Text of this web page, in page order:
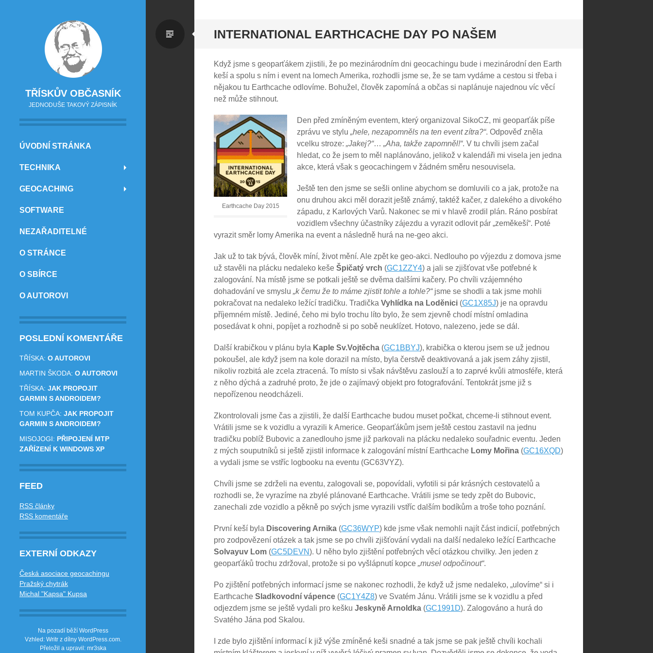
TŘÍSKŮV OBČASNÍK
JEDNODUŠE TAKOVÝ ZÁPISNÍK
PŘEJÍT NA OBSAH
ÚVODNÍ STRÁNKA
TECHNIKA
GEOCACHING
SOFTWARE
NEZAŘADITELNÉ
O STRÁNCE
O SBÍRCE
O AUTOROVI
POSLEDNÍ KOMENTÁŘE
TŘÍSKA: O AUTOROVI
MARTIN ŠKODA: O AUTOROVI
TŘÍSKA: JAK PROPOJIT
GARMIN S ANDROIDEM?
TOM KUPČA: JAK PROPOJIT
GARMIN S ANDROIDEM?
MISOJOGI: PŘIPOJENÍ MTP
ZAŘÍZENÍ K WINDOWS XP
FEED
RSS články
RSS komentáře
EXTERNÍ ODKAZY
Česká asociace geocachingu
Pražský chytrák
Michal "Kapsa" Kupsa
Na pozadí běží WordPress
Vzhled: Writr z dílny WordPress.com.
Přeložil a upravil: mr3ska
INTERNATIONAL EARTHCACHE DAY PO NAŠEM
Standart
Když jsme s geoparťákem zjistili, že po mezinárodním dni geocachingu bude i mezinárodní den Earth
keší a spolu s ním i event na lomech Amerika, rozhodli jsme se, že se tam vydáme a cestou si třeba i
nějakou tu Earthcache odlovíme. Bohužel, člověk zapomíná a občas si naplánuje najednou víc věcí
než může stihnout.
Earthcache Day 2015
Den před zmíněným eventem, který organizoval SikoCZ, mi geoparťák píše
zprávu ve stylu „hele, nezapomněls na ten event zítra?“. Odpověď zněla
vcelku stroze: „Jakej?“… „Aha, takže zapomněl!“. V tu chvíli jsem začal
hledat, co že jsem to měl naplánováno, jelikož v kalendáři mi visela jen jedna
akce, která však s geocachingem v žádném směru nesouvisela.
Ještě ten den jsme se sešli online abychom se domluvili co a jak, protože na
onu druhou akci měl dorazit ještě známý, taktéž kačer, z dalekého a divokého
západu, z Karlových Varů. Nakonec se mi v hlavě zrodil plán. Ráno posbírat
vozidlem všechny účastníky zájezdu a vyrazit odlovit pár „zeměkeší“. Poté
vyrazit směr lomy Amerika na event a následně hurá na ne-geo akci.
Jak už to tak bývá, člověk míní, život mění. Ale zpět ke geo-akci. Nedlouho po výjezdu z domova jsme
už stavěli na plácku nedaleko keše Špičatý vrch (GC1ZZY4) a jali se zjišťovat vše potřebné k
zalogování. Na místě jsme se potkali ještě se dvěma dalšími kačery. Po chvíli vzájemného
dohadování ve smyslu „k čemu že to máme zjistit tohle a tohle?“jsme se shodli a tak jsme mohli
pokračovat na nedaleko ležící tradičku. Tradička Vyhlídka na Loděnici (GC1X85J) je na opravdu
příjemném místě. Jediné, čeho mi bylo trochu líto bylo, že sem zjevně chodí místní omladina
posedávat k ohni, popíjet a rozhodně si po sobě neuklízet. Hotovo, nalezeno, jede se dál.
Další krabičkou v plánu byla Kaple Sv.Vojtěcha (GC1BBYJ), krabička o kterou jsem se už jednou
pokoušel, ale když jsem na kole dorazil na místo, byla čerstvě deaktivovaná a jak jsem záhy zjistil,
nikoliv rozbitá ale zcela ztracená. To místo si však návštěvu zaslouží a to zaprvé kvůli atmosféře, která
z něho dýchá a zadruhé proto, že jde o zajímavý objekt pro fotografování. Tentokrát jsme již s
nepořízenou neodcházeli.
Zkontrolovali jsme čas a zjistili, že další Earthcache budou muset počkat, chceme-li stihnout event.
Vrátili jsme se k vozidlu a vyrazili k Americe. Geoparťákům jsem ještě cestou zastavil na jednu
tradičku poblíž Bubovic a zanedlouho jsme již parkovali na plácku nedaleko souřadnic eventu. Jeden
z mých souputníků si ještě zjistil informace k zalogování místní Earthcache Lomy Mořina (GC16XQD)
a vydali jsme se vstříc logbooku na eventu (GC63VYZ).
Chvíli jsme se zdrželi na eventu, zalogovali se, popovídali, vyfotili si pár krásných cestovatelů a
rozhodli se, že vyrazíme na zbylé plánované Earthcache. Vrátili jsme se tedy zpět do Bubovic,
zanechali zde vozidlo a pěkně po svých jsme vyrazili vstříc dalším bodíkům a troše toho poznání.
První keší byla Discovering Arnika (GC36WYP) kde jsme však nemohli najít část indicií, potřebných
pro zodpovězení otázek a tak jsme se po chvíli zjišťování vydali na další nedaleko ležící Earthcache
Solvayuv Lom (GC5DEVN). U něho bylo zjištění potřebných věcí otázkou chvilky. Jen jeden z
geoparťáků trochu zdržoval, protože si po vyšlápnutí kopce „musel odpočinout“.
Po zjištění potřebných informací jsme se nakonec rozhodli, že když už jsme nedaleko, „ulovíme“ si i
Earthcache Sladkovodní vápence (GC1Y4Z8) ve Svatém Jánu. Vrátili jsme se k vozidlu a před
odjezdem jsme se ještě vydali pro kešku Jeskyně Arnoldka (GC1991D). Zalogováno a hurá do
Svatého Jána pod Skalou.
I zde bylo zjištění informací k již výše zmíněné keši snadné a tak jsme se pak ještě chvíli kochali